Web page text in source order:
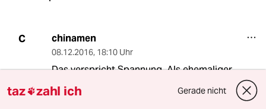
C chinamen
08.12.2016, 18:10 Uhr
Das verspricht Spannung. Als ehemaliger
CDU'ler sogar im rechten Flügel tätig und nun
'vom Saulus zum Paulus'?
taz zahl ich Gerade nicht